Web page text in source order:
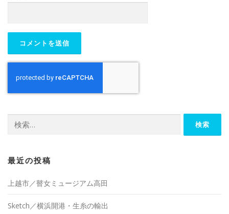
索:
最近の投稿
上越市／瞽女ミュージアム高田
Sketch／横浜開港・生糸の輸出